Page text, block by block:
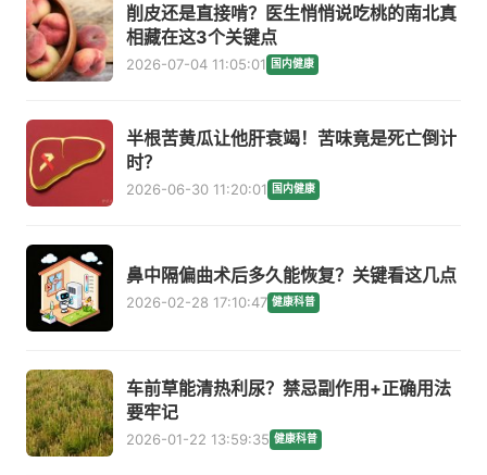
削皮还是直接啃？医生悄悄说吃桃的南北真
相藏在这3个关键点
2026-07-04 11:05:01 国内健康
半根苦黄瓜让他肝衰竭！苦味竟是死亡倒计
时？
2026-06-30 11:20:01 国内健康
鼻中隔偏曲术后多久能恢复？关键看这几点
2026-02-28 17:10:47 健康科普
车前草能清热利尿？禁忌副作用+正确用法
要牢记
2026-01-22 13:59:35 健康科普